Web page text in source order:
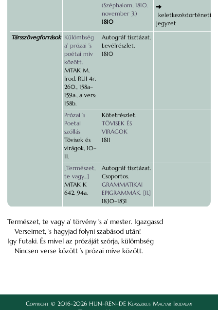
(Széphalom, 1810.
november 3.)
1810
keletkezéstörténeti
jegyzet
Társszövegforrások Külömbség
a’ prózai ’s
poétai mív
között.
MTAK M.
Irod. RUI 4r.
260., 158a–
159a., a vers:
158b.
Autográf tisztázat.
Levélrészlet.
1810
Prózai ’s
Poetai
szóllás
Tövisek és
virágok, 10–
11.
Kötetrészlet.
TÖVISEK ÉS
VIRÁGOK
1811
[Természet,
te vagy…]
MTAK K
642. 94a.
Autográf tisztázat.
Csoportos.
GRAMMATIKAI
EPIGRAMMÁK. [II.]
1830–1831
Természet, te vagy a’ törvény ’s a’ mester. Igazgassd
Verseimet, ’s hagyjad folyni szabásod után!
Igy Futaki. És mivel az prózáját szórja, külömbség
Nincsen verse között ’s prózai míve között.
Copyright © 2016-2026 HUN–REN–DE Klasszikus Magyar Irodalmi